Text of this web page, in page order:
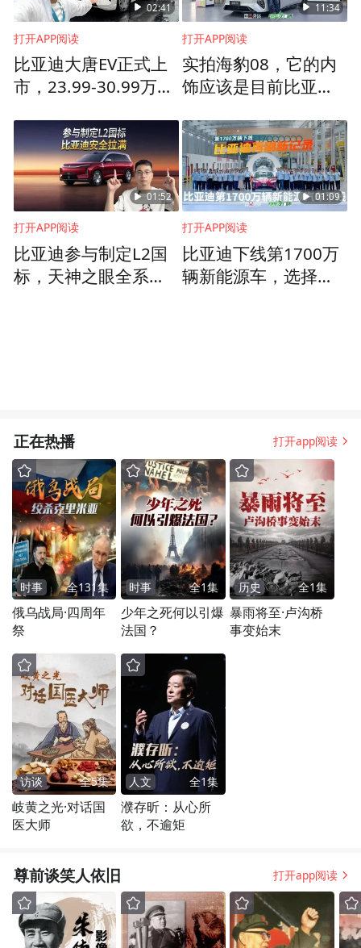
02:41
打开APP阅读
比亚迪大唐EV正式上
市，23.99-30.99万的
打
11:34
打开APP阅读
实拍海豹08，它的内
饰应该是目前比亚迪
01:52
打开APP阅读
比亚迪参与制定L2国
标，天神之眼全系性
01:09
打开APP阅读
比亚迪下线第1700万
辆新能源车，选择海
正在热播 打开app阅读
时事 全131集
俄乌战局·四周年
祭
时事 全1集
少年之死何以引爆
法国？
历史 全1集
暴雨将至·卢沟桥
事变始末
访谈 全5集
岐黄之光·对话国
医大师
人文 全1集
濮存昕：从心所
欲，不逾矩
尊前谈笑人依旧 打开app阅读